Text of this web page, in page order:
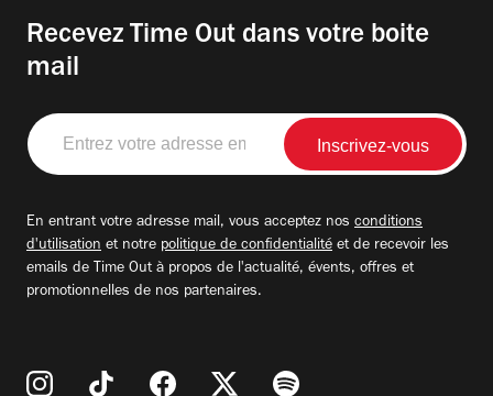
Recevez Time Out dans votre boite
mail
Entrez
votre
adresse
En entrant votre adresse mail, vous acceptez nos conditions
d'utilisation et notre politique de confidentialité et de recevoir les
emails de Time Out à propos de l'actualité, évents, offres et
promotionnelles de nos partenaires.